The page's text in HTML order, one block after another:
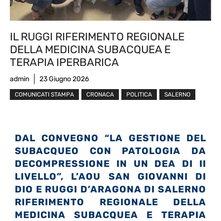
IL RUGGI RIFERIMENTO REGIONALE
DELLA MEDICINA SUBACQUEA E
TERAPIA IPERBARICA
admin 23 Giugno 2026
COMUNICATI STAMPA CRONACA POLITICA SALERNO
DAL CONVEGNO “LA GESTIONE DEL
SUBACQUEO CON PATOLOGIA DA
DECOMPRESSIONE IN UN DEA DI II
LIVELLO”, L’AOU SAN GIOVANNI DI
DIO E RUGGI D’ARAGONA DI SALERNO
RIFERIMENTO REGIONALE DELLA
MEDICINA SUBACQUEA E TERAPIA